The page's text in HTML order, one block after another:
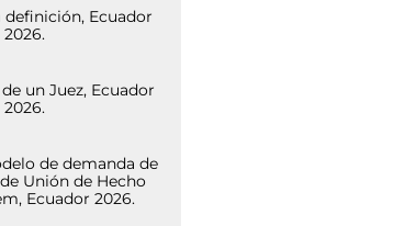
Ecuador
2026.
un Juez, Ecuador
2026.
de demanda de
Unión de Hecho
Ecuador 2026.